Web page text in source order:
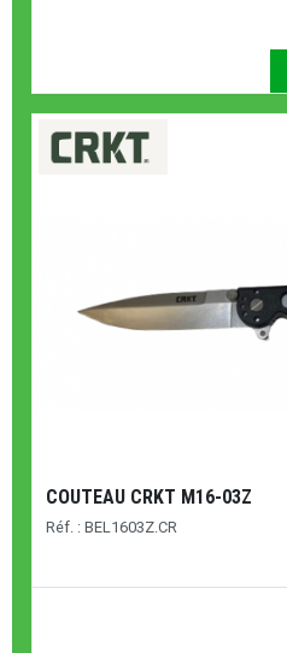
COUTEAU CRKT M16-03Z
Réf. : BEL1603Z.CR